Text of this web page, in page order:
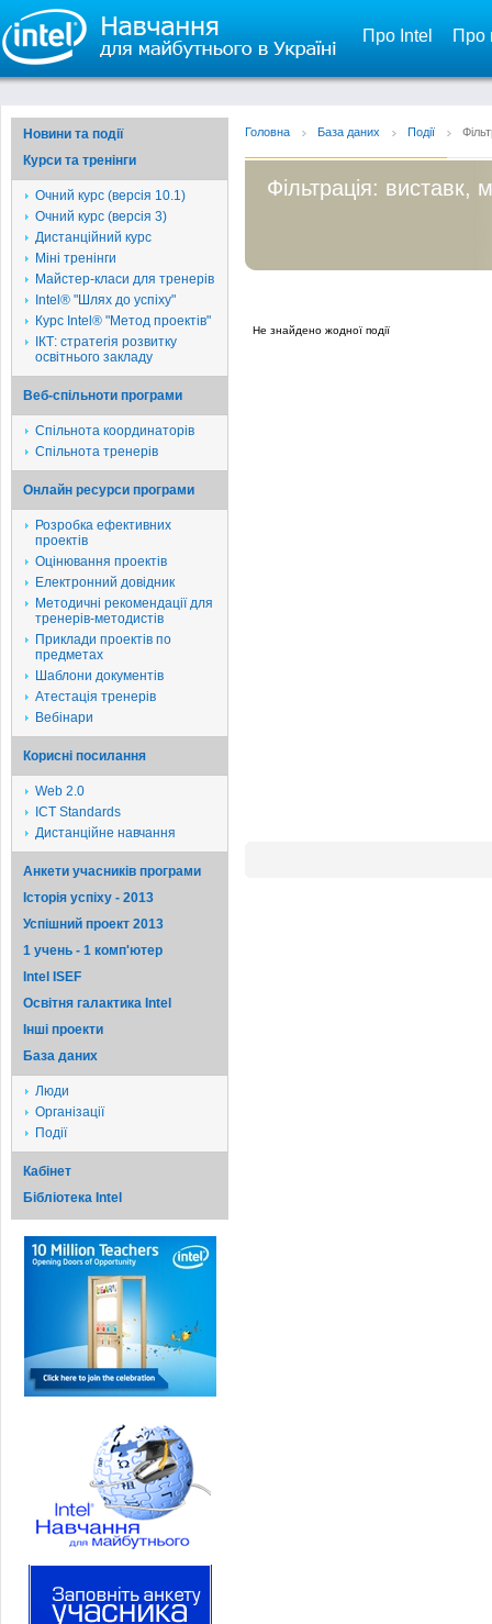
Про Intel Про
Новини та події
Курси та тренінги
Очний курс (версія 10.1)
Очний курс (версія 3)
Дистанційний курс
Міні тренінги
Майстер-класи для тренерів
Intel® "Шлях до успіху"
Курс Intel® "Метод проектів"
ІКТ: стратегія розвитку
освітнього закладу
Веб-спільноти програми
Спільнота координаторів
Спільнота тренерів
Онлайн ресурси програми
Розробка ефективних
проектів
Оцінювання проектів
Електронний довідник
Методичні рекомендації для
тренерів-методистів
Приклади проектів по
предметах
Шаблони документів
Атестація тренерів
Вебінари
Корисні посилання
Web 2.0
ICT Standards
Дистанційне навчання
Анкети учасників програми
Історія успіху - 2013
Успішний проект 2013
1 учень - 1 комп'ютер
Intel ISEF
Освітня галактика Intel
Iншi проекти
База даних
Люди
Організації
Події
Кабінет
Бібліотека Intel
Головна База даних Події
Фільтрація: виставк,
Не знайдено жодної події